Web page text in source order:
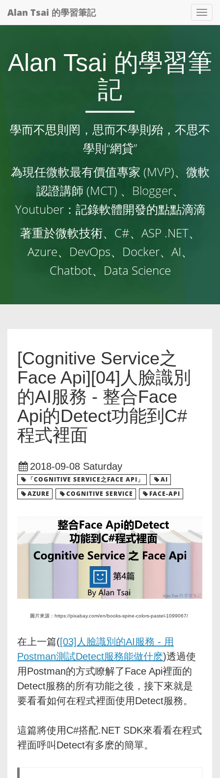
Alan Tsai 的學習筆記
Alan Tsai 的學習筆
記
學而不思則罔，思而不學則殆，不思不
學則“網貸”
為現任微軟最有價值專家 (MVP)、微軟
認證講師 (MCT) 、Blogger、
Youtuber：記錄軟體開發的點點滴滴
著重於微軟技術、C#、ASP .NET、
Azure、DevOps、Docker、AI、
Chatbot、Data Science
[Cognitive Service之
Face Api][04]人臉識別
的AI服務 - 整合Face
Api的Detect功能到C#
程式裡面
2018-09-08 Saturday
「COGNITIVE SERVICE之FACE API」
AI
AZURE
COGNITIVE SERVICE FACE-API
圖片來源：https://pixabay.com/en/books-spine-colors-pastel-1099067/
在上一篇([03]人臉識別的AI服務 - 用
Postman測試Detect服務能做什麽)透過使
用Postman的方式瞭解了Face Api裡面的
Detect服務的所有功能之後，接下來就是
要看看如何在程式裡面使用Detect服務。
這篇將使用C#搭配.NET SDK來看看在程式
裡面呼叫Detect有多麽的簡單。